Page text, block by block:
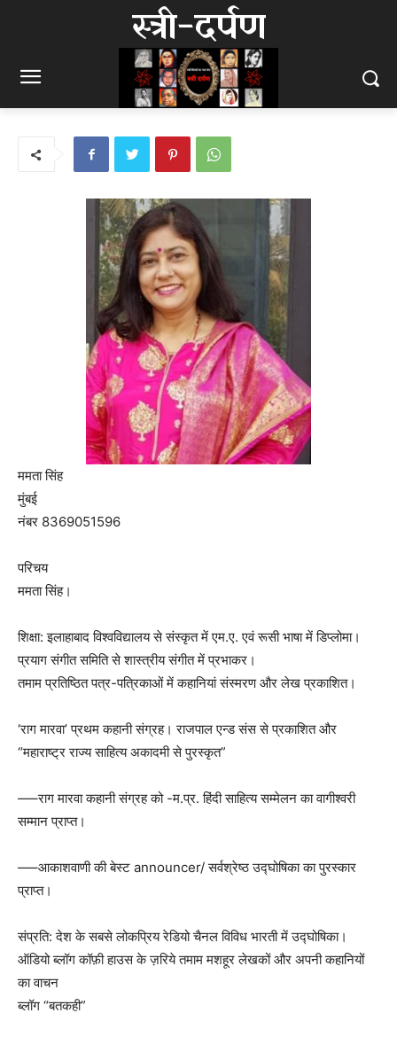
स्त्री-दर्पण
ममता सिंह
मुंबई
नंबर 8369051596
परिचय
ममता सिंह।
शिक्षा: इलाहाबाद विश्‍वविद्यालय से संस्‍कृत में एम.ए. एवं रूसी भाषा में डिप्‍लोमा।
प्रयाग संगीत समिति से शास्‍त्रीय संगीत में प्रभाकर।
तमाम प्रतिष्ठित पत्र-पत्रिकाओं में कहानियां संस्मरण और लेख प्रकाशित।
‘राग मारवा’ प्रथम कहानी संग्रह। राजपाल एन्ड संस से प्रकाशित और
“महाराष्ट्र राज्य साहित्य अकादमी से पुरस्कृत”
—–राग मारवा कहानी संग्रह को -म.प्र. हिंदी साहित्य सम्मेलन का वागीश्वरी
सम्मान प्राप्त।
—–आकाशवाणी की बेस्ट announcer/ सर्वश्रेष्ठ उद्घोषिका का पुरस्कार
प्राप्त।
संप्रति: देश के सबसे लोकप्रिय रेडियो चैनल विविध भारती में उद्घोषिका।
ऑडियो ब्लॉग कॉफ़ी हाउस के ज़रिये तमाम मशहूर लेखकों और अपनी कहानियों
का वाचन
ब्लॉग “बतकही”